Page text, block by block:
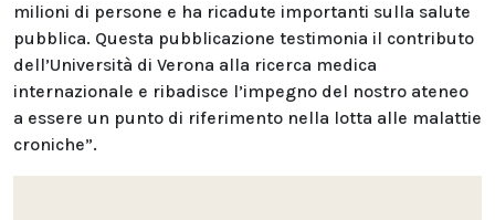
milioni di persone e ha ricadute importanti sulla salute
pubblica. Questa pubblicazione testimonia il contributo
dell’Università di Verona alla ricerca medica
internazionale e ribadisce l’impegno del nostro ateneo
a essere un punto di riferimento nella lotta alle malattie
croniche”.